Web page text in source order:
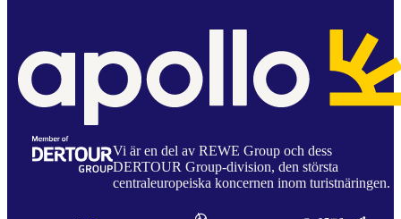
Vi är en del av REWE Group och dess
DERTOUR Group-division, den största
centraleuropeiska koncernen inom turistnäringen.